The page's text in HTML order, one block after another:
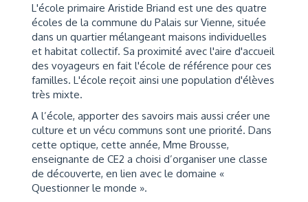
L'école primaire Aristide Briand est une des quatre
écoles de la commune du Palais sur Vienne, située
dans un quartier mélangeant maisons individuelles
et habitat collectif. Sa proximité avec l'aire d'accueil
des voyageurs en fait l'école de référence pour ces
familles. L'école reçoit ainsi une population d'élèves
très mixte.
A l’école, apporter des savoirs mais aussi créer une
culture et un vécu communs sont une priorité. Dans
cette optique, cette année, Mme Brousse,
enseignante de CE2 a choisi d’organiser une classe
de découverte, en lien avec le domaine «
Questionner le monde ».